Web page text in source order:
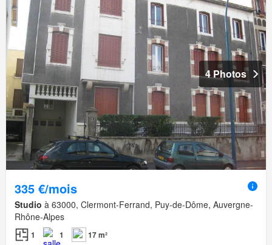
4 Photos
335 €/mois
Studio à 63000, Clermont-Ferrand, Puy-de-Dôme, Auvergne-
Rhône-Alpes
1 1
17 m²